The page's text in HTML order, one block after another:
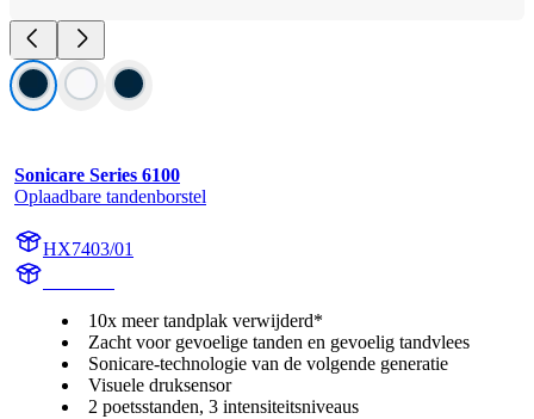
Sonicare Series 6100
Oplaadbare tandenborstel
HX7403/01
10x meer tandplak verwijderd*
Zacht voor gevoelige tanden en gevoelig tandvlees
Sonicare-technologie van de volgende generatie
Visuele druksensor
2 poetsstanden, 3 intensiteitsniveaus